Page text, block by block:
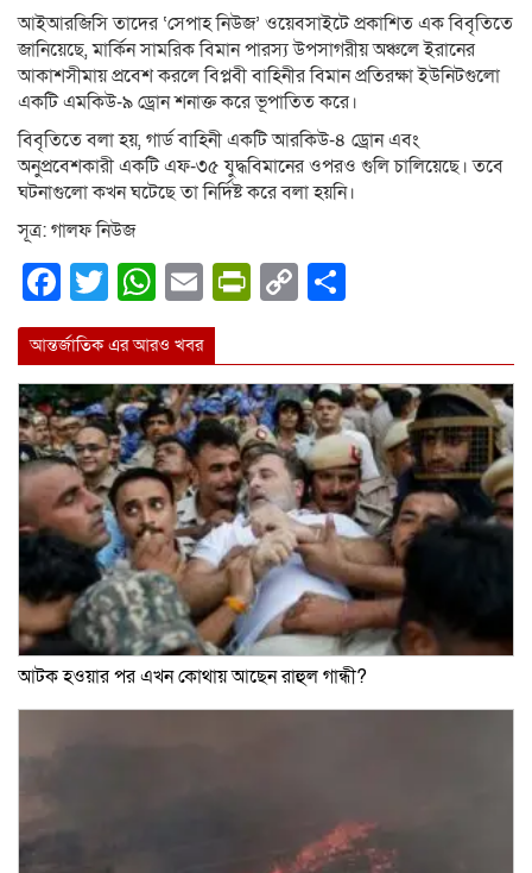
আইআরজিসি তাদের ‘সেপাহ নিউজ’ ওয়েবসাইটে প্রকাশিত এক বিবৃতিতে
জানিয়েছে, মার্কিন সামরিক বিমান পারস্য উপসাগরীয় অঞ্চলে ইরানের
আকাশসীমায় প্রবেশ করলে বিপ্লবী বাহিনীর বিমান প্রতিরক্ষা ইউনিটগুলো
একটি এমকিউ-৯ ড্রোন শনাক্ত করে ভূপাতিত করে।
বিবৃতিতে বলা হয়, গার্ড বাহিনী একটি আরকিউ-৪ ড্রোন এবং
অনুপ্রবেশকারী একটি এফ-৩৫ যুদ্ধবিমানের ওপরও গুলি চালিয়েছে। তবে
ঘটনাগুলো কখন ঘটেছে তা নির্দিষ্ট করে বলা হয়নি।
সূত্র: গালফ নিউজ
Facebook
Twitter
WhatsApp
EmailPrintFriendly
Copy
আন্তর্জাতিক এর আরও খবর
আটক হওয়ার পর এখন কোথায় আছেন রাহুল গান্ধী?